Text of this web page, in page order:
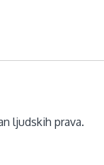
ljudskih prava.